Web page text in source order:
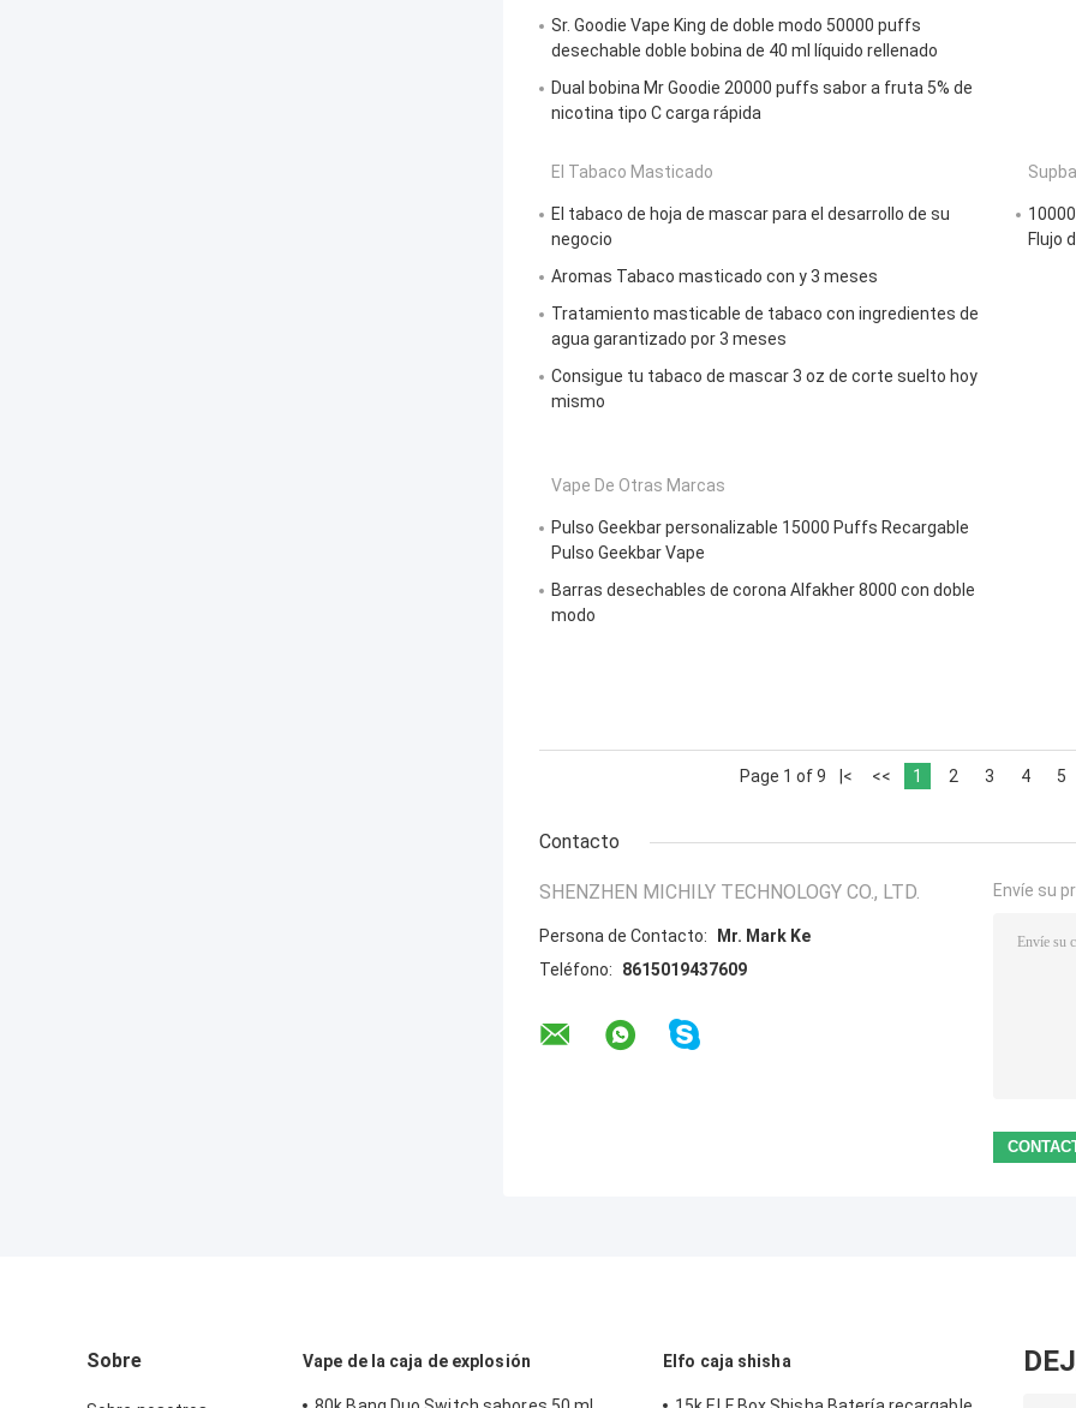
Sr. Goodie Vape King de doble modo 50000 puffs
desechable doble bobina de 40 ml líquido rellenado
Dual bobina Mr Goodie 20000 puffs sabor a fruta 5% de
nicotina tipo C carga rápida
El Tabaco Masticado
El tabaco de hoja de mascar para el desarrollo de su
negocio
Aromas Tabaco masticado con y 3 meses
Tratamiento masticable de tabaco con ingredientes de
agua garantizado por 3 meses
Consigue tu tabaco de mascar 3 oz de corte suelto hoy
mismo
Flujo
Vape De Otras Marcas
Pulso Geekbar personalizable 15000 Puffs Recargable
Pulso Geekbar Vape
Barras desechables de corona Alfakher 8000 con doble
modo
Page 1 of 9 |< << 1 2 3 4 5
Contacto
SHENZHEN MICHILY TECHNOLOGY CO., LTD.
Persona de Contacto:
Mr. Mark Ke
Teléfono:
8615019437609
Envíe su
Sobre Vape de la caja de explosión Elfo caja shisha